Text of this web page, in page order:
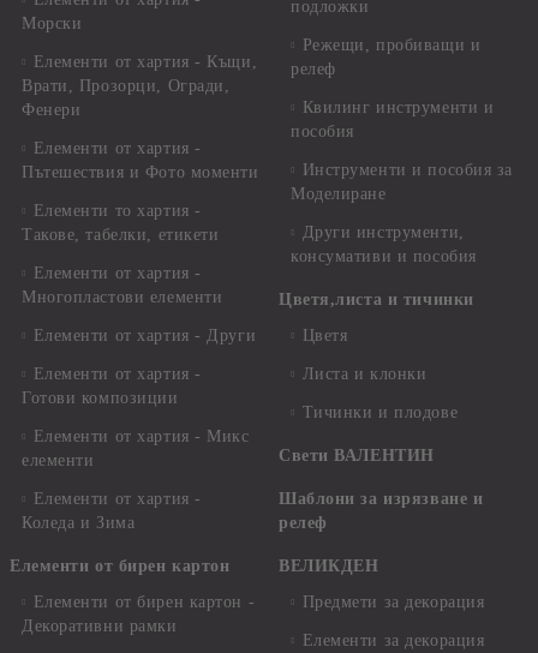
Морски
Елементи от хартия - Къщи,
Врати, Прозорци, Огради,
Фенери
Елементи от хартия -
Пътешествия и Фото моменти
Елементи то хартия -
Такове, табелки, етикети
Елементи от хартия -
Многопластови елементи
Елементи от хартия - Други
Елементи от хартия -
Готови композиции
Елементи от хартия - Микс
елементи
Елементи от хартия -
Коледа и Зима
Елементи от бирен картон
Елементи от бирен картон -
Декоративни рамки
подложки
Режещи, пробиващи и
релеф
Квилинг инструменти и
пособия
Инструменти и пособия за
Моделиране
Други инструменти,
консумативи и пособия
Цветя,листа и тичинки
Цветя
Листа и клонки
Тичинки и плодове
Свети ВАЛЕНТИН
Шаблони за изрязване и
релеф
ВЕЛИКДЕН
Предмети за декорация
Елементи за декорация